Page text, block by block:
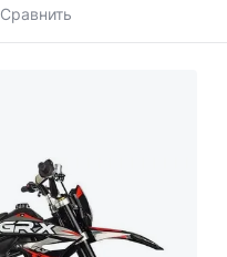
Cравнить